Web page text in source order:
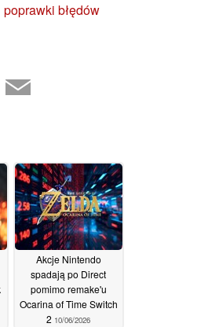
poprawki błędów
Akcje Nintendo
spadają po Direct
pomimo remake'u
Ocarina of Time Switch
2 10/06/2026